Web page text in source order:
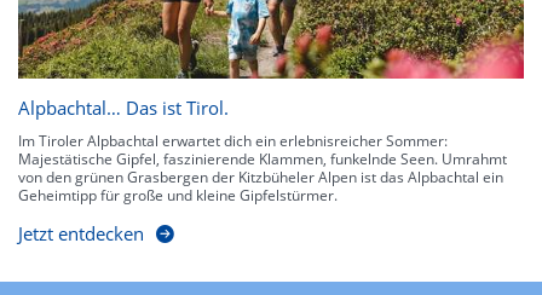
Alpbachtal… Das ist Tirol.
Im Tiroler Alpbachtal erwartet dich ein erlebnisreicher Sommer:
Majestätische Gipfel, faszinierende Klammen, funkelnde Seen. Umrahmt
von den grünen Grasbergen der Kitzbüheler Alpen ist das Alpbachtal ein
Geheimtipp für große und kleine Gipfelstürmer.
Jetzt entdecken